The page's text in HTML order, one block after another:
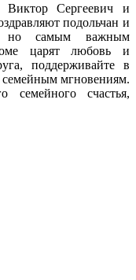
Сергеевич и
подольчан и
но самым важным
царят любовь и
поддерживайте в
мгновениям.
семейного счастья,